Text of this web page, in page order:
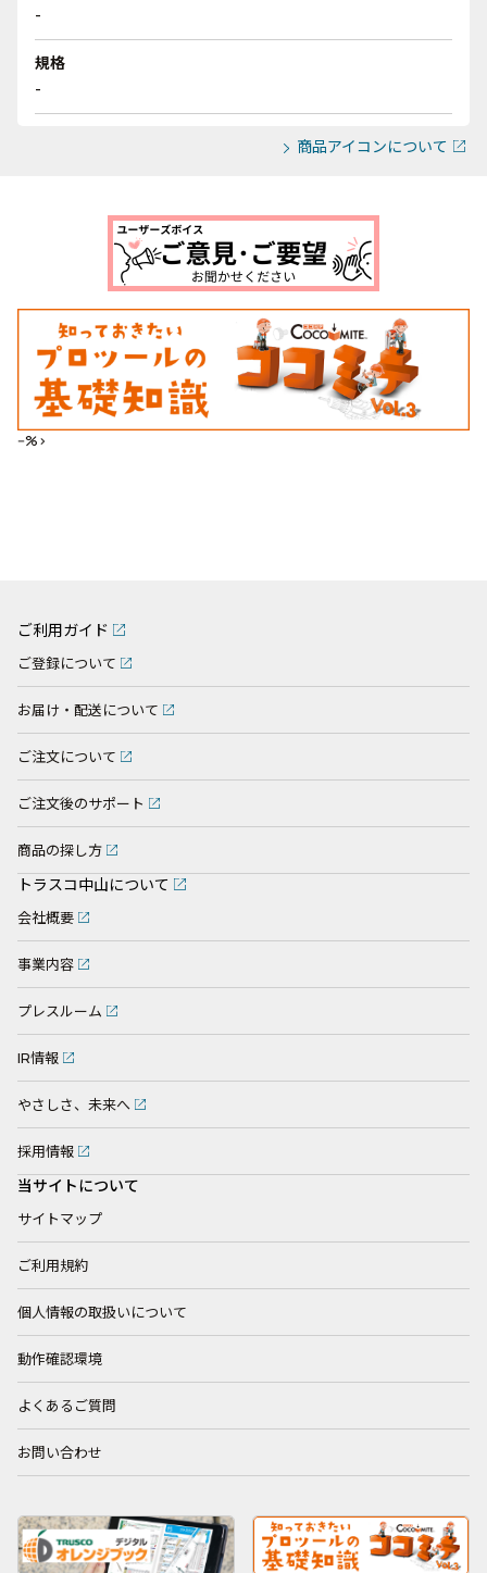
-
規格
-
商品アイコンについて
--%>
ご利用ガイド
ご登録について
お届け・配送について
ご注文について
ご注文後のサポート
商品の探し方
トラスコ中山について
会社概要
事業内容
プレスルーム
IR情報
やさしさ、未来へ
採用情報
当サイトについて
サイトマップ
ご利用規約
個人情報の取扱いについて
動作確認環境
よくあるご質問
お問い合わせ